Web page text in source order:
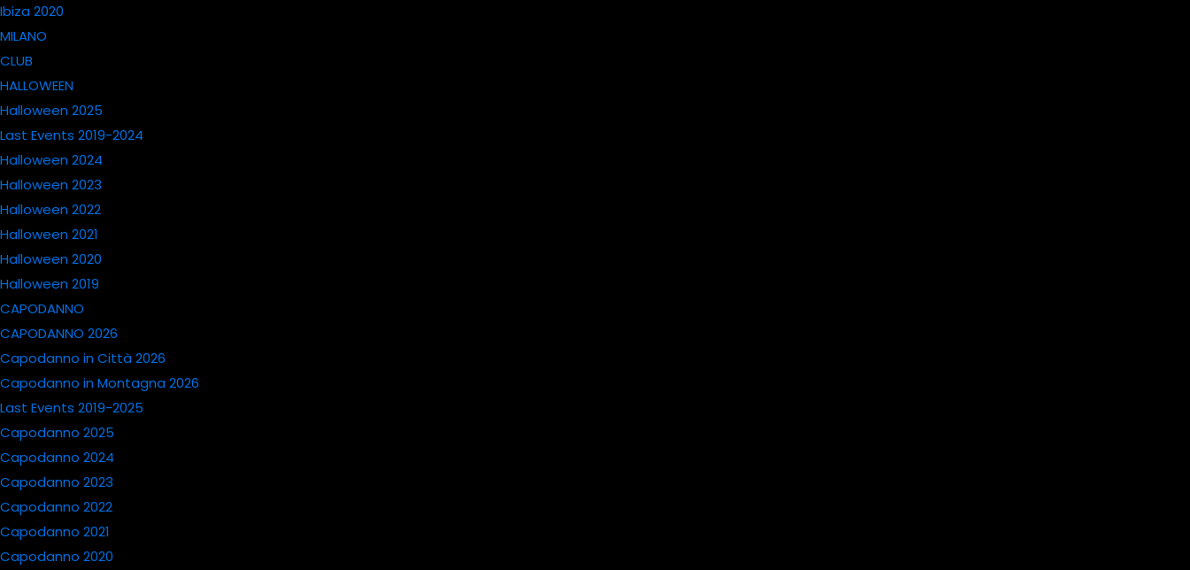
Ibiza 2020
MILANO
CLUB
HALLOWEEN
Halloween 2025
Last Events 2019-2024
Halloween 2024
Halloween 2023
Halloween 2022
Halloween 2021
Halloween 2020
Halloween 2019
CAPODANNO
CAPODANNO 2026
Capodanno in Città 2026
Capodanno in Montagna 2026
Last Events 2019-2025
Capodanno 2025
Capodanno 2024
Capodanno 2023
Capodanno 2022
Capodanno 2021
Capodanno 2020